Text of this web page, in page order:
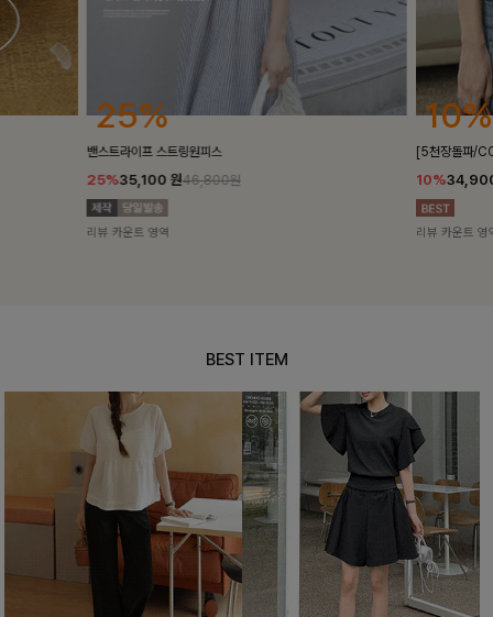
25%
밴스트라이프 스트링원피스
25%35,100 원46,800원
리뷰 카운트 영역
10%
[5천장돌파/
10%
리뷰 카운트 영
BEST ITEM